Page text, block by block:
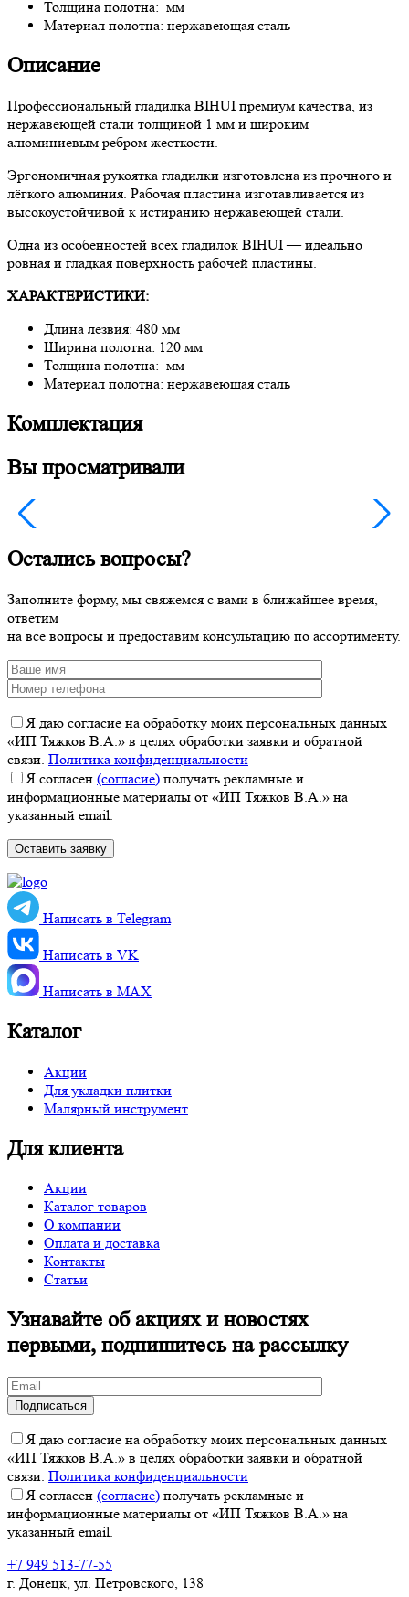
Толщина полотна: мм
Материал полотна: нержавеющая сталь
Описание
Профессиональный гладилка BIHUI премиум качества, из
нержавеющей стали толщиной 1 мм и широким
алюминиевым ребром жесткости.
Эргономичная рукоятка гладилки изготовлена из прочного и
лёгкого алюминия. Рабочая пластина изготавливается из
высокоустойчивой к истиранию нержавеющей стали.
Одна из особенностей всех гладилок BIHUI — идеально
ровная и гладкая поверхность рабочей пластины.
ХАРАКТЕРИСТИКИ:
Длина лезвия: 480 мм
Ширина полотна: 120 мм
Толщина полотна: мм
Материал полотна: нержавеющая сталь
Комплектация
Вы просматривали
Остались вопросы?
Заполните форму, мы свяжемся с вами в ближайшее время,
ответим
на все вопросы и предоставим консультацию по ассортименту.
Я даю согласие на обработку моих персональных данных
«ИП Тяжков В.А.» в целях обработки заявки и обратной
связи. Политика конфиденциальности
Я согласен (согласие) получать рекламные и
информационные материалы от «ИП Тяжков В.А.» на
указанный email.
Написать в Telegram
Написать в VK
Написать в MАХ
Каталог
Акции
Для укладки плитки
Малярный инструмент
Для клиента
Акции
Каталог товаров
О компании
Оплата и доставка
Контакты
Статьи
Узнавайте об акциях и новостях
первыми, подпишитесь на рассылку
Я даю согласие на обработку моих персональных данных
«ИП Тяжков В.А.» в целях обработки заявки и обратной
связи. Политика конфиденциальности
Я согласен (согласие) получать рекламные и
информационные материалы от «ИП Тяжков В.А.» на
указанный email.
+7 949 513-77-55
г. Донецк, ул. Петровского, 138